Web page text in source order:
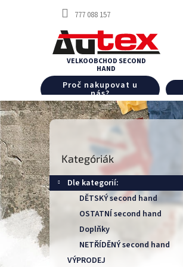
777 088 157
Proč nakupovat u
nás?
O
l
d
a
l
s
ó
p
a
n
e
Kategóriák
átugrása
Kategóriák
Dle kategorií:
DĚTSKÝ second hand
OSTATNÍ second hand
Doplňky
NETŘÍDĚNÝ second hand
VÝPRODEJ